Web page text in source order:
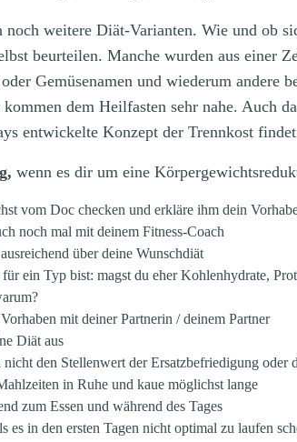
weitere Diät-Varianten. Wie und ob
beurteilen. Manche wurden aus einer
Gemüsenamen und wiederum andere
dem Heilfasten sehr nahe. Auch
entwickelte Konzept der Trennkost
wenn es dir um eine
vom Doc checken und erkläre ihm dein
noch mal mit deinem Fitness-Coach
über deine Wunschdiät
für ein Typ bist: magst du eher Kohlenhydrate,
mit deiner Partnerin / deinem Partner
Diät aus
nicht den Stellenwert der Ersatzbefriedigung oder
in Ruhe und kaue möglichst lange
zum Essen und während des Tages
es in den ersten Tagen nicht optimal zu laufen